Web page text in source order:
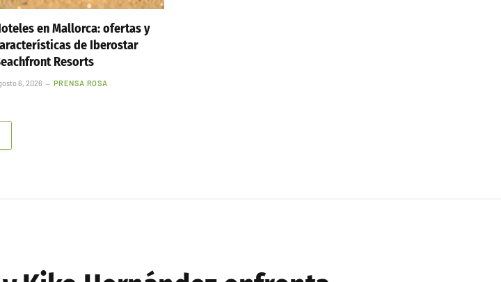
en Mallorca: ofertas y
de Iberostar
Resorts
6, 2026 PRENSA ROSA